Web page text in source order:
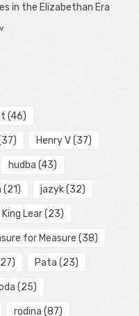
in the Elizabethan Era
(46)
Henry V(37)
hudba (43)
(21) jazyk(32)
King Lear(23)
for Measure (38)
Pata (23)
(25)
rodina (87)